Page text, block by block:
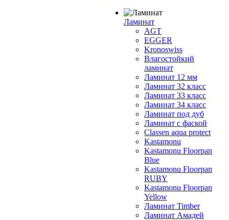
Ламинат
AGT
EGGER
Kronoswiss
Влагостойкий
ламинат
Ламинат 12 мм
Ламинат 32 класс
Ламинат 33 класс
Ламинат 34 класс
Ламинат под дуб
Ламинат с фаской
Classen aqua protect
Kastamonu
Kastamonu Floorpan
Blue
Kastamonu Floorpan
RUBY
Kastamonu Floorpan
Yellow
Ламинат Timber
Ламинат Амадей